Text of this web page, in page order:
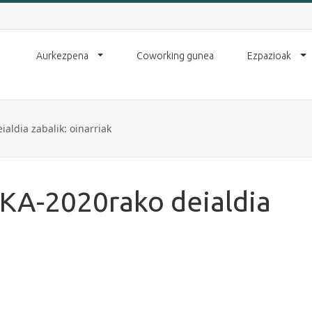
Aurkezpena Coworking gunea Ezpazioak
zabalik: oinarriak
2020rako deialdia